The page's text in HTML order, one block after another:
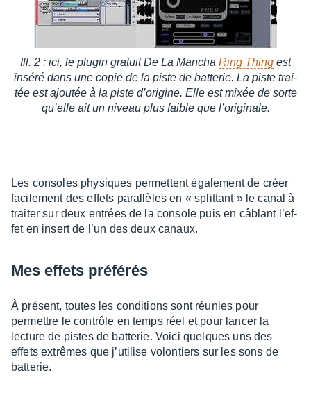
Ill. 2 : ici, le plugin gratuit De La Mancha Ring Thing est
inséré dans une copie de la piste de batte­rie. La piste trai­
tée est ajou­tée à la piste d’ori­gine. Elle est mixée de sorte
qu’elle ait un niveau plus faible que l’ori­gi­nale.
Les consoles physiques permettent égale­ment de créer
faci­le­ment des effets paral­lèles en « split­tant » le canal à
trai­ter sur deux entrées de la console puis en câblant l’ef­
fet en insert de l’un des deux canaux.
Mes effets préfé­rés
À présent, toutes les condi­tions sont réunies pour
permettre le contrôle en temps réel et pour lancer la
lecture de pistes de batte­rie. Voici quelques uns des
effets extrêmes que j’uti­lise volon­tiers sur les sons de
batte­rie.